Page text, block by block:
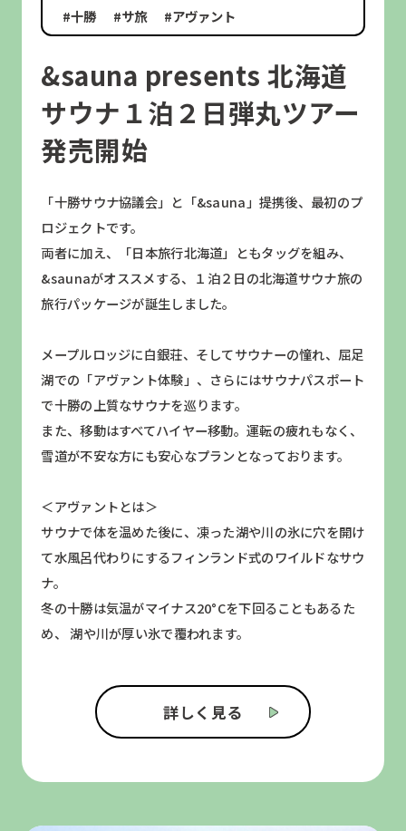
#十勝 #サ旅 #アヴァント
&sauna presents 北海道
サウナ１泊２日弾丸ツアー
発売開始
「十勝サウナ協議会」と「&sauna」提携後、最初のプ
ロジェクトです。
両者に加え、「日本旅行北海道」ともタッグを組み、
&saunaがオススメする、１泊２日の北海道サウナ旅の
旅行パッケージが誕生しました。
メープルロッジに白銀荘、そしてサウナーの憧れ、屈足
湖での「アヴァント体験」、さらにはサウナパスポート
で十勝の上質なサウナを巡ります。
また、移動はすべてハイヤー移動。運転の疲れもなく、
雪道が不安な方にも安心なプランとなっております。
＜アヴァントとは＞
サウナで体を温めた後に、凍った湖や川の氷に穴を開け
て水風呂代わりにするフィンランド式のワイルドなサウ
ナ。
冬の十勝は気温がマイナス20°Cを下回ることもあるた
め、 湖や川が厚い氷で覆われます。
詳しく見る